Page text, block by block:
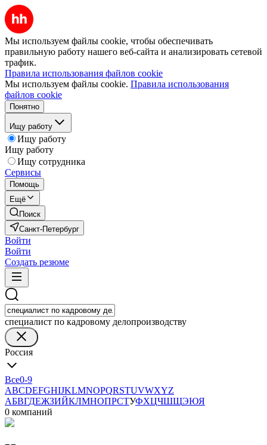
Мы используем файлы cookie, чтобы обеспечивать
правильную работу нашего веб-сайта и анализировать сетевой
трафик.
Правила использования файлов cookie
Мы используем файлы cookie. Правила использования
файлов cookie
Понятно
Ищу работу
Ищу работу
Ищу работу
Ищу сотрудника
Сервисы
Помощь
Ещё
Поиск
Санкт-Петербург
Войти
Войти
Создать резюме
специалист по кадровому делопроизводству
Россия
Все0-9
ABCDEFGHIJKLMNOPQRSTUVWXYZ
АБВГДЕЖЗИЙКЛМНОПРСТУФХЦЧШЩЭЮЯ
0 компаний